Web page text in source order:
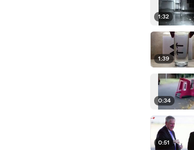
1:32
1:39
0:34
0:51